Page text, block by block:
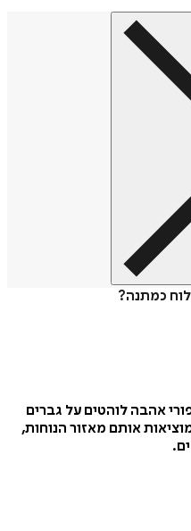
כמתנה?
אהבה לוהטים על גברים
אותם מאזור הנוחות,